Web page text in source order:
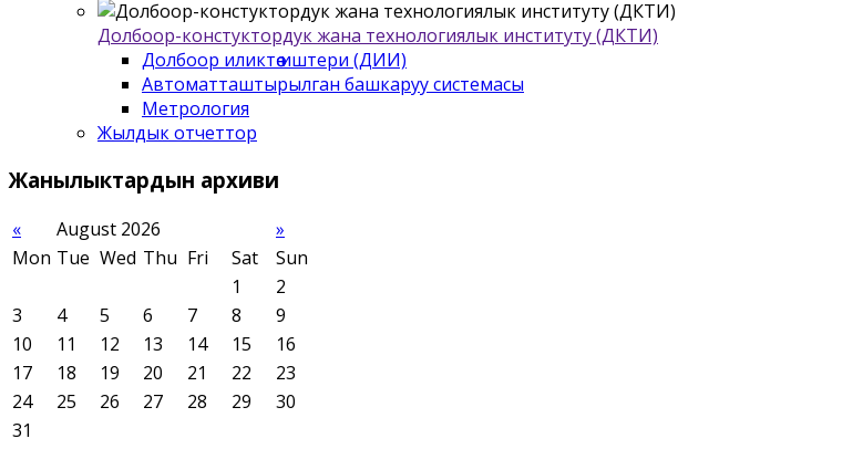
Долбоор-констуктордук жана технологиялык институту (ДКТИ)
Долбоор иликтѳѳ иштери (ДИИ)
Автоматташтырылган башкаруу системасы
Метрология
Жылдык отчеттор
Жанылыктардын архиви
« August 2026
»
Mon Tue Wed Thu Fri Sat
Sun
1
2
3
4 5 6 7 8
9
10
11 12 13 14 15
16
17
18 19 20 21 22
23
24
25 26 27 28 29
30
31